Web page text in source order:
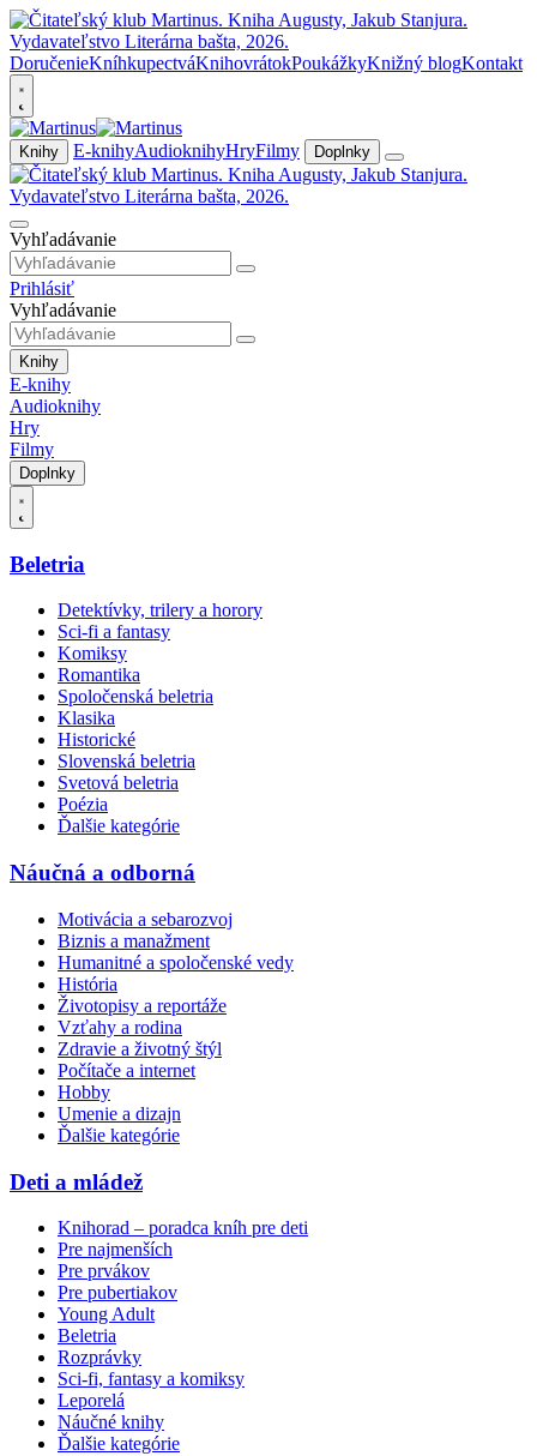
DoručenieKníhkupectváKnihovrátokPoukážkyKnižný blogKontakt
Knihy E-knihyAudioknihyHryFilmy Doplnky
Vyhľadávanie
Prihlásiť
Vyhľadávanie
Knihy
E-knihy
Audioknihy
Hry
Filmy
Doplnky
Beletria
Detektívky, trilery a horory
Sci-fi a fantasy
Komiksy
Romantika
Spoločenská beletria
Klasika
Historické
Slovenská beletria
Svetová beletria
Poézia
Ďalšie kategórie
Náučná a odborná
Motivácia a sebarozvoj
Biznis a manažment
Humanitné a spoločenské vedy
História
Životopisy a reportáže
Vzťahy a rodina
Zdravie a životný štýl
Počítače a internet
Hobby
Umenie a dizajn
Ďalšie kategórie
Deti a mládež
Knihorad – poradca kníh pre deti
Pre najmenších
Pre prvákov
Pre pubertiakov
Young Adult
Beletria
Rozprávky
Sci-fi, fantasy a komiksy
Leporelá
Náučné knihy
Ďalšie kategórie